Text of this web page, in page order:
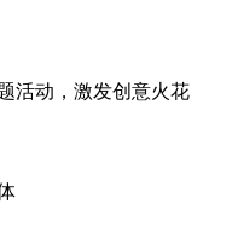
活动，激发创意火花